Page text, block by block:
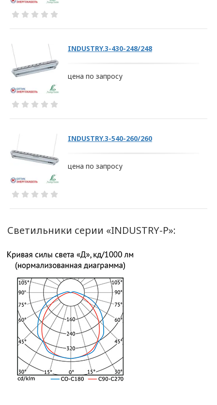
INDUSTRY.3-430-248/248
цена по запросу
INDUSTRY.3-540-260/260
цена по запросу
Светильники серии «INDUSTRY-P»:
В.А. Прокопчук _________​
Глава 1
Общие
положения
1.1. Настоящая политика в
отношении обработки
персональных данных
в ООО
«ОПТИКЭНЕРГОКАБЕЛЬ»
(далее – Политика)
условия обработки
персональных данных,
требования к защите
персональных данных,
которые обрабатываются
в
ООО «ОПТИКЭНЕРГОКАБЕЛЬ».
1.2. Политика в
отношении персональных
данных разработана с
учетом требований
законодательства
Республики Беларусь,
регулирующего